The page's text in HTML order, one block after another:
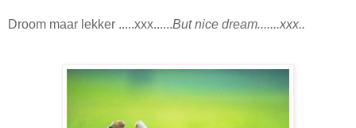
Droom maar lekker .....xxx......But nice dream.......xxx..